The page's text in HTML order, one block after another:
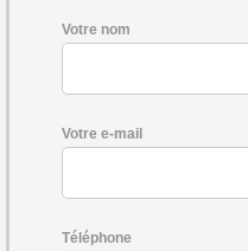
Votre nom
Votre e-mail
Téléphone